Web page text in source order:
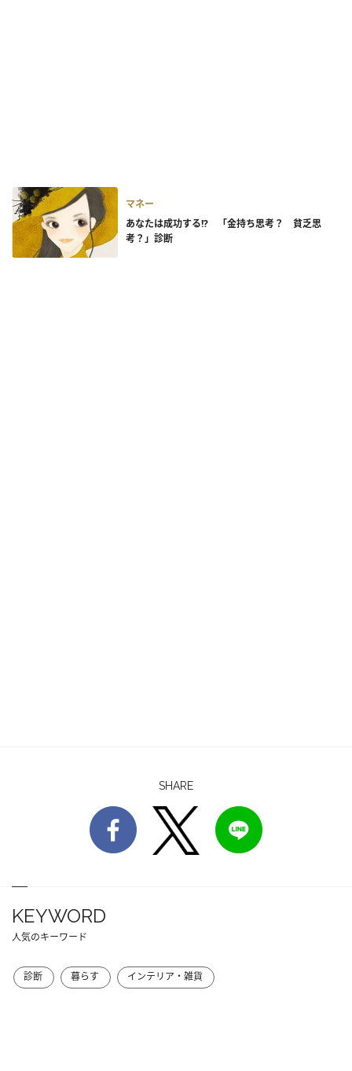
マネー
あなたは成功する!? 「金持ち思考？ 貧乏思
考？」診断
SHARE
KEYWORD
人気のキーワード
診断 暮らす インテリア・雑貨